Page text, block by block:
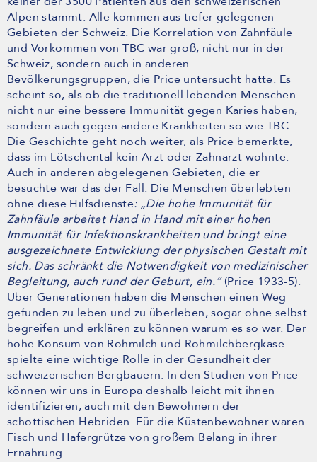
Alpen stammt. Alle kommen aus tiefer gelegenen
Gebieten der Schweiz. Die Korrelation von Zahnfäule
und Vorkommen von TBC war groß, nicht nur in der
Schweiz, sondern auch in anderen
Bevölkerungsgruppen, die Price untersucht hatte. Es
scheint so, als ob die traditionell lebenden Menschen
nicht nur eine bessere Immunität gegen Karies haben,
sondern auch gegen andere Krankheiten so wie TBC.
Die Geschichte geht noch weiter, als Price bemerkte,
dass im Lötschental kein Arzt oder Zahnarzt wohnte.
Auch in anderen abgelegenen Gebieten, die er
besuchte war das der Fall. Die Menschen überlebten
ohne diese Hilfsdienste: „Die hohe Immunität für
Zahnfäule arbeitet Hand in Hand mit einer hohen
Immunität für Infektionskrankheiten und bringt eine
ausgezeichnete Entwicklung der physischen Gestalt mit
sich. Das schränkt die Notwendigkeit von medizinischer
Begleitung, auch rund der Geburt, ein.“(Price 1933-5).
Über Generationen haben die Menschen einen Weg
gefunden zu leben und zu überleben, sogar ohne selbst
begreifen und erklären zu können warum es so war. Der
hohe Konsum von Rohmilch und Rohmilchbergkäse
spielte eine wichtige Rolle in der Gesundheit der
schweizerischen Bergbauern. In den Studien von Price
können wir uns in Europa deshalb leicht mit ihnen
identifizieren, auch mit den Bewohnern der
schottischen Hebriden. Für die Küstenbewohner waren
Fisch und Hafergrütze von großem Belang in ihrer
Ernährung.